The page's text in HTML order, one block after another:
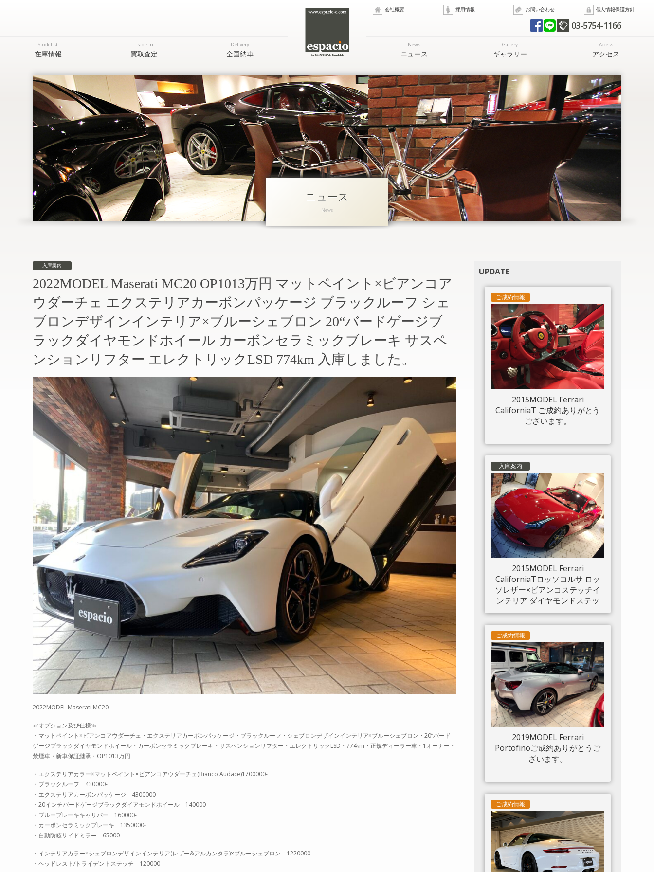
会社概要 採用情報 お問い合わせ 個人情報保護方針
03-5754-1166
Stock list
在庫情報
Trade in
買取査定
Delivery
全国納車
News
ニュース
Gallery
ギャラリー
Access
アクセス
ニュース
News
入庫案内
2022MODEL Maserati MC20 OP1013万円 マットペイント×ビアンコア
ウダーチェ エクステリアカーボンパッケージ ブラックルーフ シェ
ブロンデザインインテリア×ブルーシェブロン 20“バードゲージブ
ラックダイヤモンドホイール カーボンセラミックブレーキ サスペ
ンションリフター エレクトリックLSD 774km 入庫しました。
2022MODEL Maserati MC20
≪オプション及び仕様≫
・マットペイント×ビアンコアウダーチェ・エクステリアカーボンパッケージ・ブラックルーフ・シェブロンデザインインテリア×ブルーシェブロン・20“バード
ゲージブラックダイヤモンドホイール・カーボンセラミックブレーキ・サスペンションリフター・エレクトリックLSD・774km・正規ディーラー車・1オーナー・
禁煙車・新車保証継承・OP1013万円
・エクステリアカラー×マットペイント×ビアンコアウダーチェ(Bianco Audace)1700000-
・ブラックルーフ 430000-
・エクステリアカーボンパッケージ 4300000-
・20インチバードゲージブラックダイアモンドホイール 140000-
・ブルーブレーキキャリパー 160000-
・カーボンセラミックブレーキ 1350000-
・自動防眩サイドミラー 65000-
・インテリアカラー×シェブロンデザインインテリア(レザー&アルカンタラ)×ブルーシェブロン 1220000-
・ヘッドレスト/トライデントステッチ 120000-
UPDATE
ご成約情報
2015MODEL Ferrari
CaliforniaT ご成約ありがとう
ございます。
入庫案内
2015MODEL Ferrari
CaliforniaTロッソコルサ ロッ
ソレザー×ビアンコステッチイ
ンテリア ダイヤモンドステッ
チシート LED付きカーボンド
ライバーゾーン カーボンセン
タートンネル ダッシュボード
インサートパネル×カーボン ク
ロームフロントグリル S/Fシー
ルド 20“鍛造AW入庫しまし
た。
ご成約情報
2019MODEL Ferrari
Portofinoご成約ありがとうご
ざいます。
ご成約情報